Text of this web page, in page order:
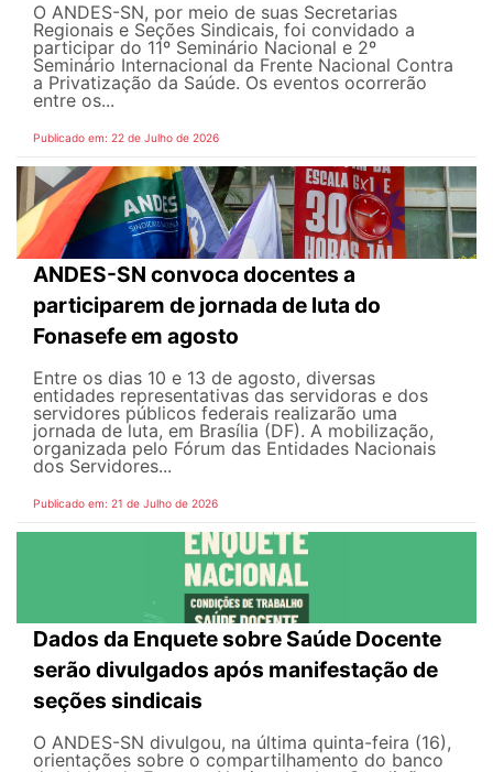
O ANDES-SN, por meio de suas Secretarias
Regionais e Seções Sindicais, foi convidado a
participar do 11º Seminário Nacional e 2º
Seminário Internacional da Frente Nacional Contra
a Privatização da Saúde. Os eventos ocorrerão
entre os...
Publicado em: 22 de Julho de 2026
ANDES-SN convoca docentes a
participarem de jornada de luta do
Fonasefe em agosto
Entre os dias 10 e 13 de agosto, diversas
entidades representativas das servidoras e dos
servidores públicos federais realizarão uma
jornada de luta, em Brasília (DF). A mobilização,
organizada pelo Fórum das Entidades Nacionais
dos Servidores...
Publicado em: 21 de Julho de 2026
Dados da Enquete sobre Saúde Docente
serão divulgados após manifestação de
seções sindicais
O ANDES-SN divulgou, na última quinta-feira (16),
orientações sobre o compartilhamento do banco